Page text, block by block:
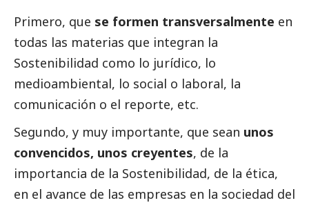
Primero, que se formen transversalmente en
todas las materias que integran la
Sostenibilidad como lo jurídico, lo
medioambiental, lo social o laboral, la
comunicación o el reporte, etc.
Segundo, y muy importante, que sean unos
convencidos, unos creyentes, de la
importancia de la Sostenibilidad, de la ética,
en el avance de las empresas en la sociedad del